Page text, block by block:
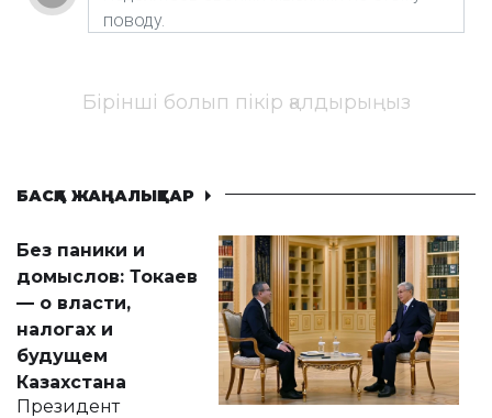
Бірінші болып пікір қалдырыңыз
БАСҚА ЖАҢАЛЫҚТАР
Без паники и
домыслов: Токаев
— о власти,
налогах и
будущем
Казахстана
Президент